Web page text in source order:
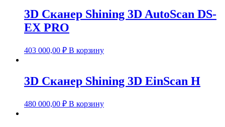
3D Сканер Shining 3D AutoScan DS-
EX PRO
403 000,00 ₽ В корзину
3D Сканер Shining 3D EinScan H
480 000,00 ₽ В корзину